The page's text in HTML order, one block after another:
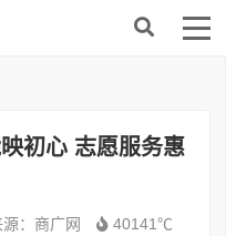
初心 志愿服务惠
：商广网 40141℃